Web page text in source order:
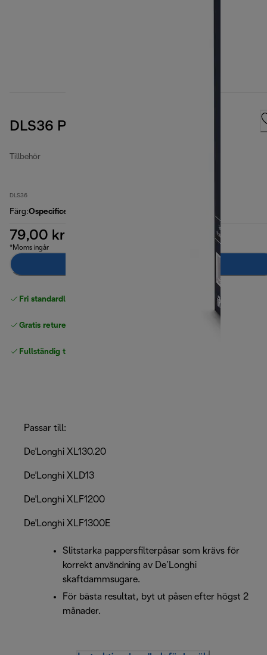
DLS36 Paper filter bags
Tillbehör
DLS36
Färg:Ospecificerad
79,00 kr
*Moms ingår
Fri standardleverans
Gratis returer
Fullständig tillverkargaranti
Passar till:
De'Longhi XL130.20
De'Longhi XLD13
De'Longhi XLF1200
De'Longhi XLF1300E
Slitstarka pappersfilterpåsar som krävs för
korrekt användning av De’Longhi
skaftdammsugare.
För bästa resultat, byt ut påsen efter högst 2
månader.